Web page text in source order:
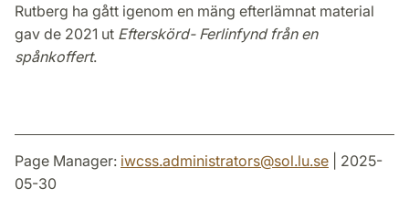
Rutberg ha gått igenom en mäng efterlämnat material
gav de 2021 ut Efterskörd- Ferlinfynd från en
spånkoffert.
Page Manager: iwcss.administrators@sol.lu.se | 2025-
05-30